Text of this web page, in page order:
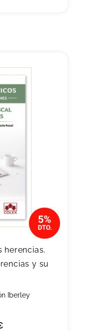
herencias.
y su
Iberley